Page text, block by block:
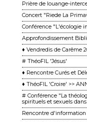
Prière de louange-
Concert "Riede La
Conférence "L'écologie
Approfondissement
♦ Vendredis de Carême
# ThéoFIL 'Jésus'
♦ Rencontre Curés et
♦ ThéoFIL 'Croire' >>
# Conférence "La
spirituels et sexuels
Rencontre